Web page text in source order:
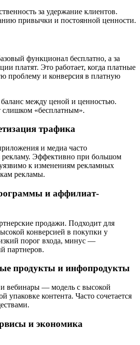
за удержание клиентов.
привычки и постоянной ценности.
функционал бесплатно, а за
платят. Это работает, когда платные
проблему и конверсия в платную
между ценой и ценностью.
слишком «бесплатным».
трафика
и медиа часто
рекламу. Эффективно при большом
к изменениям рекламных
рекламы.
и аффилиат-
продажи. Подходит для
конверсией в покупки у
порог входа, минус —
партнеров.
продукты и инфопродукты
вебинары — модель с высокой
упаковке контента. Часто сочетается
и экономика